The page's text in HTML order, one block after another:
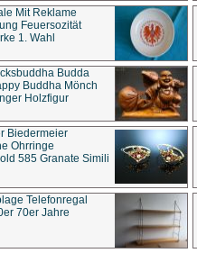
Mit Reklame
Feuersozität
1. Wahl
Budda
Buddha Mönch
Holzfigur
Biedermeier
Ohrringe
585 Granate Simili
Telefonregal
70er Jahre